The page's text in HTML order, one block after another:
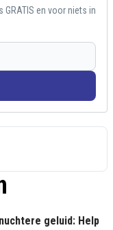
GRATIS en voor niets in
geluid: Help